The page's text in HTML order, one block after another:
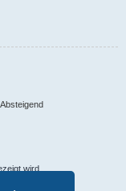
Absteigend
wird.